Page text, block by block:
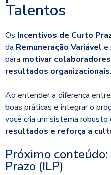
Talentos
Os Incentivos de Curto
da Remuneração Variável e
para motivar colaboradores
resultados organizacionais.
Ao entender a diferença entre
boas práticas e integrar o
você cria um sistema robusto
resultados e reforça a
Próximo
Prazo (ILP)